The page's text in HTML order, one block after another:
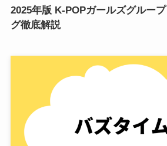
2025年版 K-POPガールズグルー
グ徹底解説